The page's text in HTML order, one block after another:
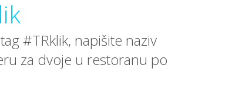
#TRklik, napišite naziv
za dvoje u restoranu po